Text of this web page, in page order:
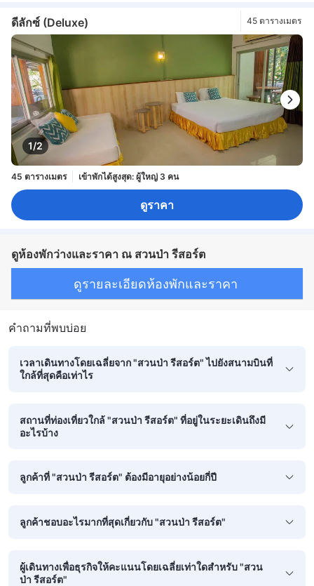
ดีลักซ์ (Deluxe) 45 ตารางเมตร
1/2
45 ตารางเมตร เข้าพักได้สูงสุด: ผู้ใหญ่ 3 คน
ดูราคา
ดูห้องพักว่างและราคา ณ สวนป่า รีสอร์ต
ดูรายละเอียดห้องพักและราคา
คำถามที่พบบ่อย
เวลาเดินทางโดยเฉลี่ยจาก "สวนป่า รีสอร์ต" ไปยังสนามบินที่
ใกล้ที่สุดคือเท่าไร
สถานที่ท่องเที่ยวใกล้ "สวนป่า รีสอร์ต" ที่อยู่ในระยะเดินถึงมี
อะไรบ้าง
ลูกค้าที่ "สวนป่า รีสอร์ต" ต้องมีอายุอย่างน้อยกี่ปี
ลูกค้าชอบอะไรมากที่สุดเกี่ยวกับ "สวนป่า รีสอร์ต"
ผู้เดินทางเพื่อธุรกิจให้คะแนนโดยเฉลี่ยเท่าใดสำหรับ "สวน
ป่า รีสอร์ต"